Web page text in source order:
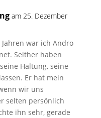
am 25. Dezember
war ich Andro
Seither haben
Haltung, seine
Er hat mein
wir uns
selten persönlich
ihn sehr, gerade